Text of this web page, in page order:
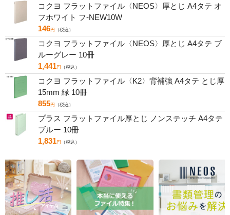
コクヨ フラットファイル〈NEOS〉厚とじ A4タテ オ
フホワイト フ-NEW10W
146円 （税込）
コクヨ フラットファイル〈NEOS〉厚とじ A4タテ ブ
ルーグレー 10冊
1,441円 （税込）
コクヨ フラットファイル〈K2〉背補強 A4タテ とじ厚
15mm 緑 10冊
855円 （税込）
プラス フラットファイル厚とじ ノンステッチ A4タテ
ブルー 10冊
1,831円 （税込）